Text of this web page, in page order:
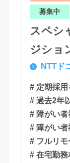
募集中
スペシ
ジション） 北海道,
石川, 愛
NTTド
# 定期採
# 過去2年
# 障がい
# 障がい
# フルリモ
# 在宅勤務